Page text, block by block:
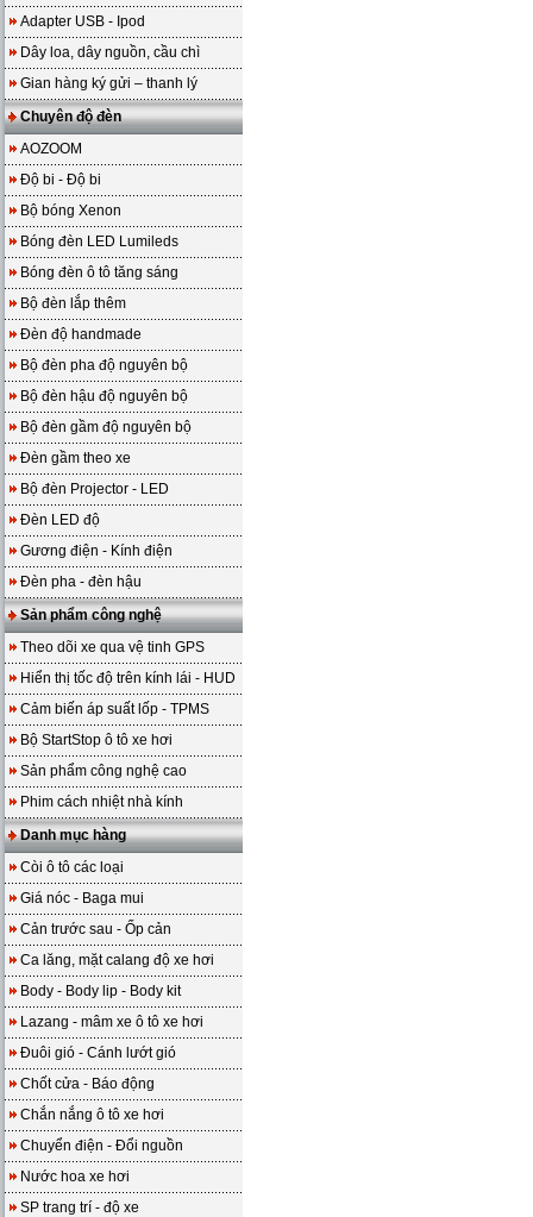
Adapter USB - Ipod
Dây loa, dây nguồn, cầu chì
Gian hàng ký gửi – thanh lý
Chuyên độ đèn
AOZOOM
Độ bi - Độ bi
Bộ bóng Xenon
Bóng đèn LED Lumileds
Bóng đèn ô tô tăng sáng
Bộ đèn lắp thêm
Đèn độ handmade
Bộ đèn pha độ nguyên bộ
Bộ đèn hậu độ nguyên bộ
Bộ đèn gầm độ nguyên bộ
Đèn gầm theo xe
Bộ đèn Projector - LED
Đèn LED độ
Gương điện - Kính điện
Đèn pha - đèn hậu
Sản phẩm công nghệ
Theo dõi xe qua vệ tinh GPS
Hiển thị tốc độ trên kính lái - HUD
Cảm biến áp suất lốp - TPMS
Bộ StartStop ô tô xe hơi
Sản phẩm công nghệ cao
Phim cách nhiệt nhà kính
Danh mục hàng
Còi ô tô các loại
Giá nóc - Baga mui
Cản trước sau - Ốp cản
Ca lăng, mặt calang độ xe hơi
Body - Body lip - Body kit
Lazang - mâm xe ô tô xe hơi
Đuôi gió - Cánh lướt gió
Chốt cửa - Báo động
Chắn nắng ô tô xe hơi
Chuyển điện - Đổi nguồn
Nước hoa xe hơi
SP trang trí - độ xe